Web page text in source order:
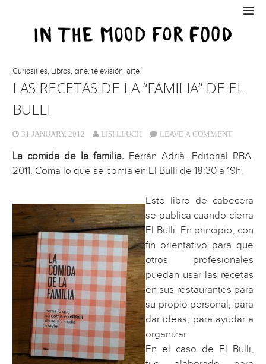
Curiosities,Libros, cine, televisión, arte
LAS RECETAS DE LA “FAMILIA” DE EL
BULLI
31 JANUARY, 2012 LISI LLUCH LEAVE A COMMENT
La comida de la familia. Ferrán Adrià. Editorial RBA.
2011. Coma lo que se comía en El Bulli de 18:30 a 19h.
Este libro de cabecera
se publica cuando cierra
El Bulli. En principio, con
fin orientativo para que
otros profesionales
puedan usar las recetas
en sus restaurantes para
su propio personal, para
dar ideas, para ayudar a
organizar.
En el caso de El Bulli,